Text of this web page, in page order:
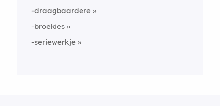
-draagbaardere
-broekies
-seriewerkje